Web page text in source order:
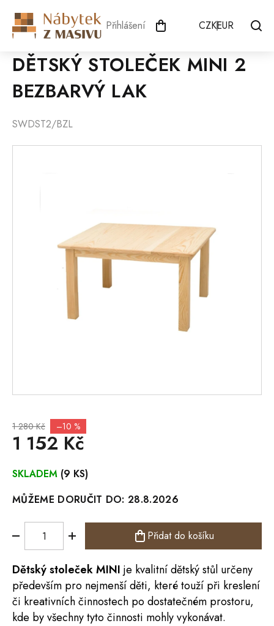
obsah
Přihlášení CZKEUR
DĚTSKÝ STOLEČEK MINI 2
BEZBARVÝ LAK
SWDST2/BZL
1 280 Kč –10 %
1 152 Kč
Měrná
cena:
SKLADEM (9 KS)
MŮŽEME DORUČIT DO: 28.8.2026
Přidat do košíku
Dětský stoleček MINI je kvalitní dětskýstůl určeny
především pro nejmenší děti, které touží při kreslení
či kreativních činnostech po dostatečném prostoru,
kde by všechny tyto činnosti mohly vykonávat.